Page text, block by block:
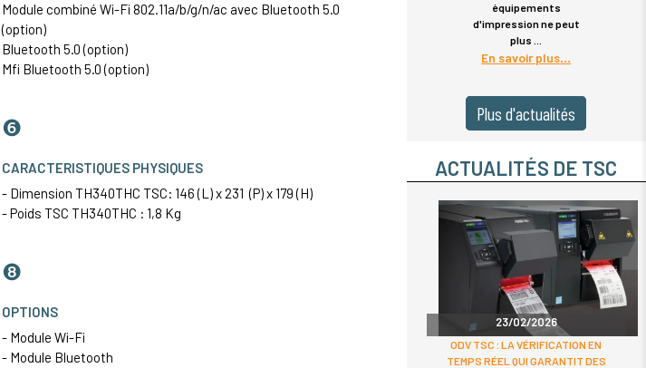
Module combiné Wi-Fi 802.11a/b/g/n/ac avec Bluetooth 5.0
(option)
Bluetooth 5.0 (option)
Mfi Bluetooth 5.0 (option)
❻
CARACTERISTIQUES PHYSIQUES
- Dimension TH340THC TSC: 146 (L) x 231 (P) x 179 (H)
- Poids TSC TH340THC : 1,8 Kg
❽
OPTIONS
- Module Wi-Fi
- Module Bluetooth
équipements
d'impression ne peut
plus
En savoir plus
Plus d'actualités
ACTUALITÉS DE TSC
23/02/2026
ODV TSC : LA VÉRIFICATION EN
TEMPS RÉEL QUI GARANTIT DES